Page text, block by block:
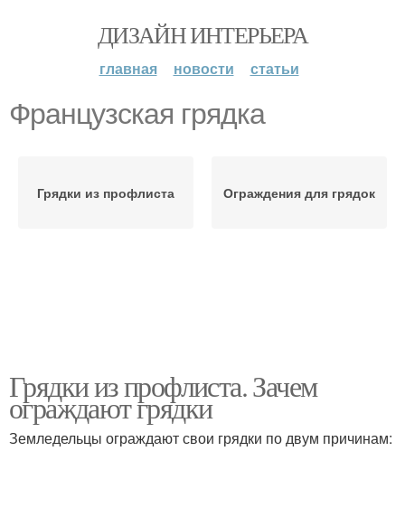
ДИЗАЙН ИНТЕРЬЕРА
главная новости статьи
Французская грядка
Грядки из профлиста Ограждения для грядок
Грядки из профлиста. Зачем
ограждают грядки
Земледельцы ограждают свои грядки по двум причинам: